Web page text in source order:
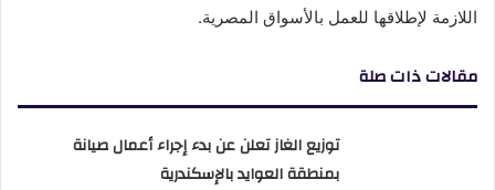
اللازمة لإطلاقها للعمل بالأسواق المصرية.
مقالات ذات صلة
توزيع الغاز تعلن عن بدء إجراء أعمال صيانة
بمنطقة العوايد بالإسكندرية